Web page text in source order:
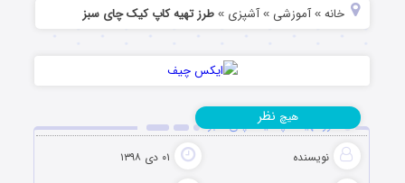
خانه »آموزشی »آشپزی »طرز تهیه کاپ کیک چای سبز
طرز تهیه کاپ کیک چای سبز
نویسنده ۰۱ دی ۱۳۹۸
هیچ نظر